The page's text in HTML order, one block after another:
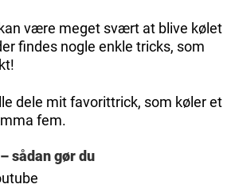
være meget svært at blive kølet
findes nogle enkle tricks, som
dele mit favorittrick, som køler et
fem.
sådan gør du